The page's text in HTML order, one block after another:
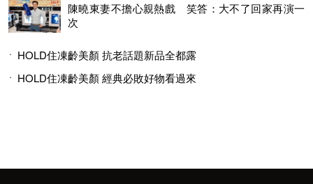
陳曉東妻不擔心親熱戲 笑答：大不了回家再演一
次
HOLD住凍齡美顏 抗老話題新品全都露
HOLD住凍齡美顏 經典必敗好物看過來